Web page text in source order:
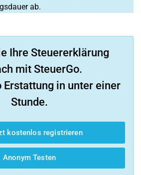
ab.
Ihre Steuererklärung
mit SteuerGo.
Erstattung in unter einer
Stunde.
kostenlos registrieren
Anonym Testen